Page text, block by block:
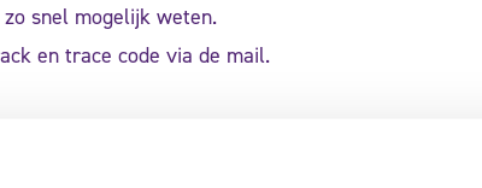
snel mogelijk weten.
en trace code via de mail.
24 uur na ontvangst kenbaar te
als de retour is besproken. Het